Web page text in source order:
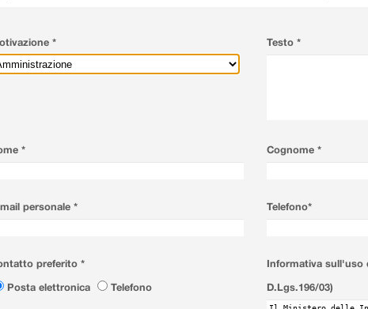
* Testo *
* Cognome *
personale * Telefono*
preferito *
Posta elettronica
Telefono
Informativa sull'uso
D.Lgs.196/03)